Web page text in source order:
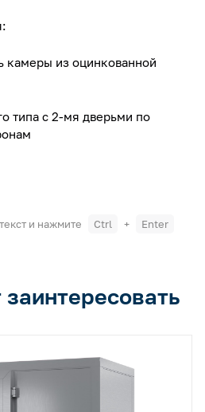
камеры из оцинкованной
типа с 2-мя дверьми по
и нажмите Ctrl + Enter